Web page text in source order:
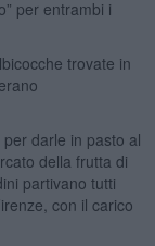
per entrambi i
trovate in
darle in pasto al
della frutta di
partivano tutti
con il carico